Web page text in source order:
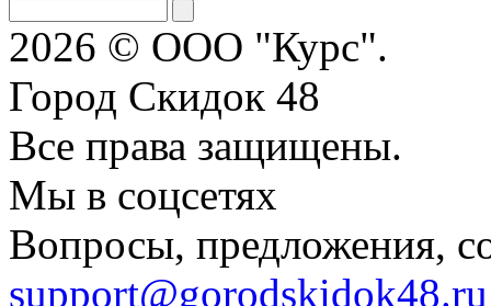
2026 © ООО "Курс".
Город Скидок 48
Все права защищены.
Мы в соцсетях
Вопросы, предложения,
support@gorodskidok48.ru